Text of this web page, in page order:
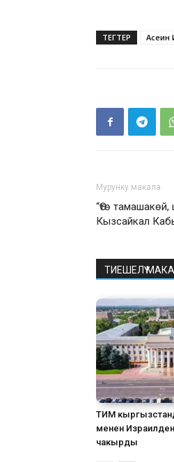
ТЕГТЕР Асеин
Мурунку макала
“Өтө
Кызсайкал
ТИЕШЕЛҮҮ
ТИМ
менен Израилден
чакырды